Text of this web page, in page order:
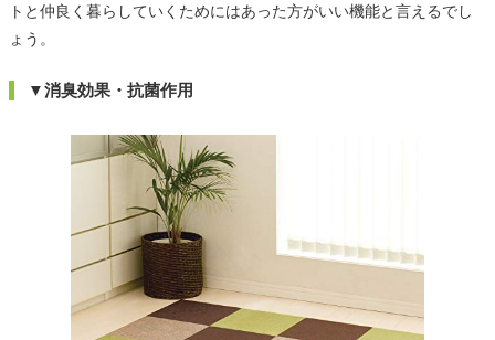
トと仲良く暮らしていくためにはあった方がいい機能と言えるでし
ょう。
▼消臭効果・抗菌作用